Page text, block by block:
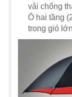
vải chống
Ô hai tầng
trong gió